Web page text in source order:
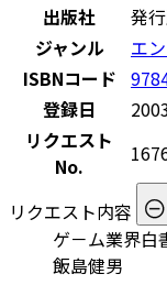
出版社
発
ジャンル
エ
ISBNコード
登録日
リクエスト
No.
リクエスト内容
ゲ－ム業界白
飯島健男